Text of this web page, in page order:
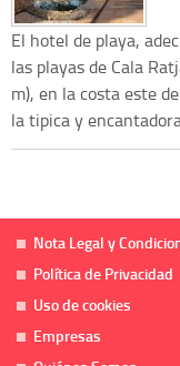
El hotel de playa,
las playas de Cala
m), en la costa este
la tipica y
Nota Legal y
Política de Privacidad
Uso de cookies
Empresas